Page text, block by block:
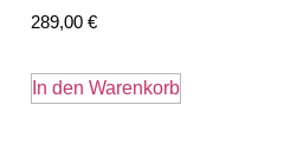
289,00 €
In den Warenkorb